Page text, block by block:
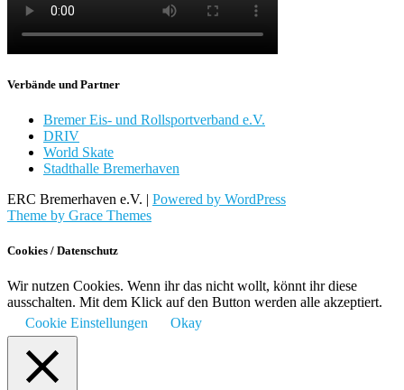
Verbände und Partner
Bremer Eis- und Rollsportverband e.V.
DRIV
World Skate
Stadthalle Bremerhaven
ERC Bremerhaven e.V. | Powered by WordPress
Theme by Grace Themes
Cookies / Datenschutz
Wir nutzen Cookies. Wenn ihr das nicht wollt, könnt ihr diese
ausschalten. Mit dem Klick auf den Button werden alle akzeptiert.
Cookie Einstellungen
Okay